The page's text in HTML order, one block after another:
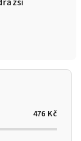
476 Kč